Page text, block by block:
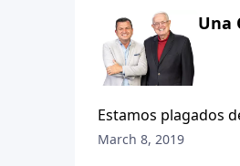
preguntas,
un carácter
de la escuela y
Una
Estamos plagados
medios nos
March 8, 2019